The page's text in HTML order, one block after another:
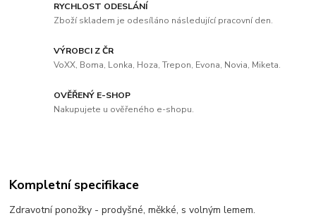
RYCHLOST ODESLÁNÍ
Zboží skladem je odesíláno následující pracovní den.
VÝROBCI Z ČR
VoXX, Boma, Lonka, Hoza, Trepon, Evona, Novia, Miketa.
OVĚŘENÝ E-SHOP
Nakupujete u ověřeného e-shopu.
Kompletní specifikace
Zdravotní ponožky - prodyšné, měkké, s volným lemem.